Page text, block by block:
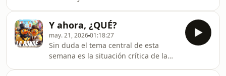
su pod
Federación de Ciclismo Galego para el
pasado viernes. Las explicaciones, las
preguntas, las respuestas (o no) y las
concliusiones que hemos sacado en
claro de una jornada que, si cabe, nos
ha generado más dudas que
Y ahora, ¿QUÉ?
may. 21, 202601:18:27
Sin duda el tema central de esta
semana es la situación crítica de la